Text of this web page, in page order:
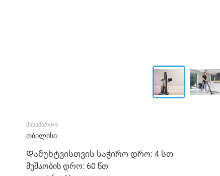
მისამართი:
თბილისი
Დამუხტვისთვის საჭირო დრო: 4 სთ
მუშაობის დრო: 60 წთ